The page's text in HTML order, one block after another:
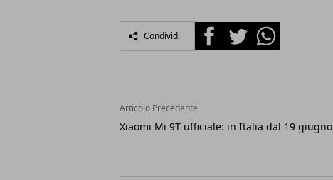
Condividi FacebookTwitterWhatsapp
Articolo Precedente
Xiaomi Mi 9T ufficiale: in Italia dal 19 giugno